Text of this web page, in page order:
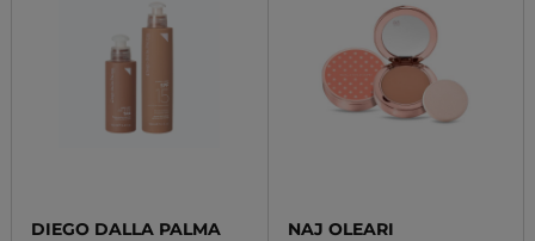
DIEGO DALLA PALMA
NAJ OLEARI